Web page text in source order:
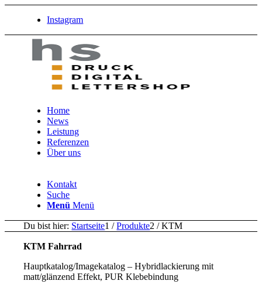
Instagram
Home
News
Leistung
Referenzen
Über uns
Kontakt
Suche
Menü Menü
Du bist hier: Startseite1 / Produkte2 / KTM
KTM Fahrrad
Hauptkatalog/Imagekatalog – Hybridlackierung mit
matt/glänzend Effekt, PUR Klebebindung